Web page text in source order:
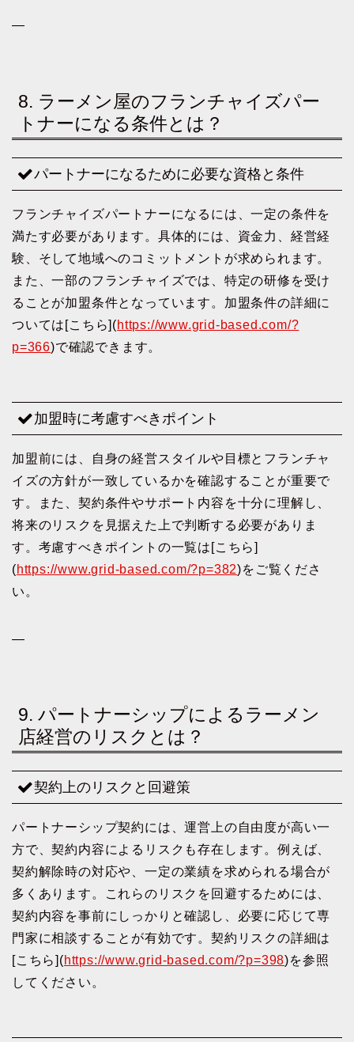
—
8. ラーメン屋のフランチャイズパー
トナーになる条件とは？
パートナーになるために必要な資格と条件
フランチャイズパートナーになるには、一定の条件を
満たす必要があります。具体的には、資金力、経営経
験、そして地域へのコミットメントが求められます。
また、一部のフランチャイズでは、特定の研修を受け
ることが加盟条件となっています。加盟条件の詳細に
ついては[こちら](https://www.grid-based.com/?
p=366)で確認できます。
加盟時に考慮すべきポイント
加盟前には、自身の経営スタイルや目標とフランチャ
イズの方針が一致しているかを確認することが重要で
す。また、契約条件やサポート内容を十分に理解し、
将来のリスクを見据えた上で判断する必要がありま
す。考慮すべきポイントの一覧は[こちら]
(https://www.grid-based.com/?p=382)をご覧くださ
い。
—
9. パートナーシップによるラーメン
店経営のリスクとは？
契約上のリスクと回避策
パートナーシップ契約には、運営上の自由度が高い一
方で、契約内容によるリスクも存在します。例えば、
契約解除時の対応や、一定の業績を求められる場合が
多くあります。これらのリスクを回避するためには、
契約内容を事前にしっかりと確認し、必要に応じて専
門家に相談することが有効です。契約リスクの詳細は
[こちら](https://www.grid-based.com/?p=398)を参照
してください。